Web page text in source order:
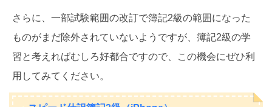
さらに、一部試験範囲の改訂で簿記2級の範囲になった
ものがまだ除外されていないようですが、簿記2級の学
習と考えればむしろ好都合ですので、この機会にぜひ利
用してみてください。